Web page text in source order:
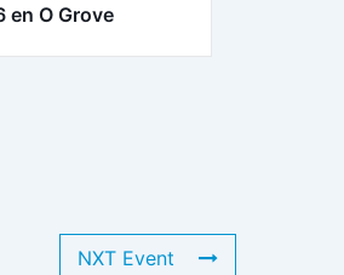
en O Grove
NXT Event